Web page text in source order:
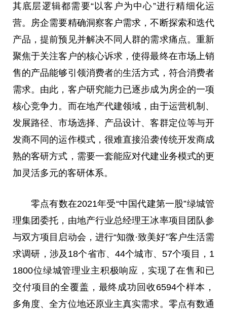
其底层逻辑都需要“以客户为中心”进行精细化运
营。房企需要精确洞察客户需求，不断探索和迭代
产品，提前预见并解决不同人群的需求痛点。重新
聚焦于关注客户的核心诉求，使得最终在市场上销
售的产品能够引领消费者的生活方式，符合消费者
需求。由此，客户研究能力已逐步成为房企的一项
核心竞争力。而在地产代建领域，由于运营机制、
发展路径、市场选择、产品设计、客群定位等与开
发商不同的运作模式，很难直接沿袭传统开发商成
熟的客研方式，需要一套能应对代建业务模式的更
加灵活多元的客研体系。
零点有数在2021年受“中国代建第一股”绿城管
理集团委托，由地产行业总经理王冰率项目团队参
与双方项目启动会，进行“知微·致美好”客户生活需
求调研，涉及18个省市、44个城市、57个项目，1
1800位绿城管理业主积极响应，实现了在售和已
交付项目的全覆盖，最终成功回收6594个样本，
多角度、全方位地还原业主真实需求。零点有数通